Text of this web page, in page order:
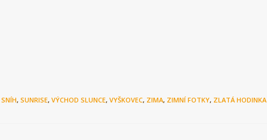
SNÍH, SUNRISE, VÝCHOD SLUNCE, VYŠKOVEC, ZIMA, ZIMNÍ FOTKY, ZLATÁ HODINKA